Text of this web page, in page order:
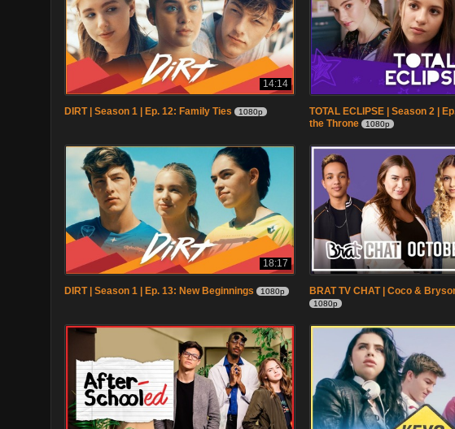
14:14
DIRT | Season 1 | Ep. 12: Family Ties 1080p
TOTAL ECLIPSE | Season 2 |
the Throne
1080p
18:17
DIRT | Season 1 | Ep. 13: New Beginnings 1080p BRAT TV CHAT | Coco &
1080p